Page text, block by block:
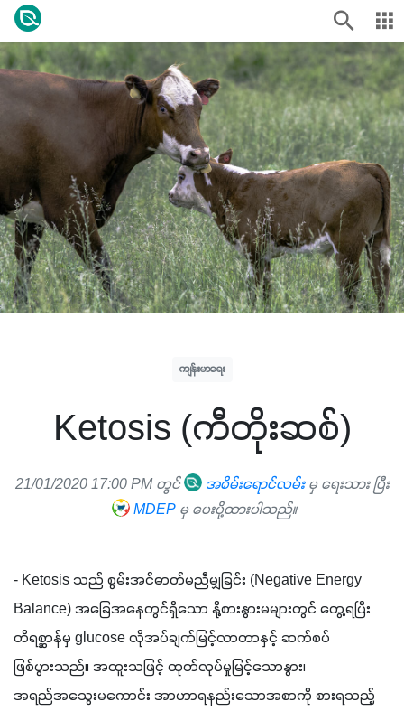
ကျန်းမာရေး
Ketosis (ကီတိုးဆစ်)
21/01/2020 17:00 PM တွင် အစိမ်းရောင်လမ်းမှ ရေးသား ပြီး
MDEP မှ ပေးပို့ထားပါသည်။
- Ketosis သည် စွမ်းအင်ဓာတ်မညီမျှခြင်း (Negative Energy
Balance) အခြေအနေတွင်ရှိသော နို့စားနွားမများတွင် တွေ့ရပြီး
တိရစ္ဆာန်မှ glucose လိုအပ်ချက်မြင့်လာတာနှင့် ဆက်စပ်
ဖြစ်ပွားသည်။ အထူးသဖြင့် ထုတ်လုပ်မှုမြင့်သောနွား၊
အရည်အသွေးမကောင်း အာဟာရနည်းသောအစာကို စားရသည့်